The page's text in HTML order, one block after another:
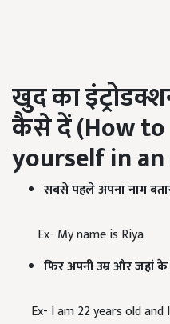
खुद का
कैसे दें (How
yourself in
सबसे पहले अपना नाम
Ex- My name is Riya
फिर अपनी उम्र और जहां
Ex- I am 22 years old and